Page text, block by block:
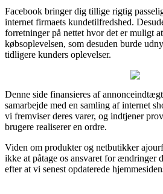
Facebook bringer dig tillige rigtig
internet firmaets kundetilfredshed.
forretninger på nettet hvor det er muligt
købsoplevelsen, som desuden burde
tidligere kunders oplevelser.
Denne side finansieres af
samarbejde med en samling af internet
vi fremviser deres varer, og indtjener
brugere realiserer en ordre.
Viden om produkter og netbutikker
ikke at påtage os ansvaret for ændringer
efter at vi senest opdaterede